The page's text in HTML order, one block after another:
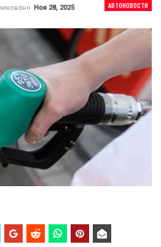
АВТОНОВОСТИ
Ноя 28, 2025